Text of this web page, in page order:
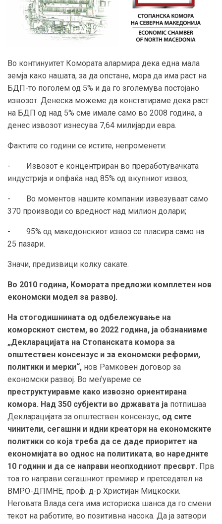
Во континуитет Комората алармира дека една мала
земја како нашата, за да опстане, мора да има раст на
БДП-то поголем од 5% и да го зголемува постојано
извозот. Денеска можеме да констатираме дека раст
на БДП од над 5% сме имале само во 2008 година, а
денес извозот изнесува 7,64 милијарди евра.
Фактите со години се истите, непроменети:
- Извозот е концентриран во преработувачката
индустрија и опфаќа над 85% од вкупниот извоз;
- Во моментов нашите компании извезуваат само
370 производи со вредност над милион долари;
- 95% од македонскиот извоз се пласира само на
25 пазари.
Значи, предизвици колку сакате.
Во 2010 година, Комората предложи комплетен нов
економски модел за развој.
На стогодишнината од одбележување на
коморскиот систем, во 2022 година, ја обзнанивме
„Декларацијата на Стопанската комора за
општествен консензус и за економски реформи,
политики и мерки“, нов Рамковен договор за
економски развој. Во меѓувреме се
преструктуиравме како извозно ориентирана
комора. Над 350 субјекти во државата ја потпишаа
Декларацијата за општествен консензус, од сите
чинители, сегашни и идни креатори на економските
политики со која треба да се даде приоритет на
економијата во однос на политиката, во наредните
10 години и да се направи неопходниот пресврт. Прв
тоа го направи сегашниот премиер и претседател на
ВМРО-ДПМНЕ, проф. д-р Христијан Мицкоски.
Неговата Влада сега има историска шанса да го смени
текот на работите, во позитивна насока. Да ја затвори